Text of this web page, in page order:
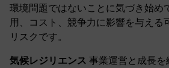
環境問題ではないことに気づき始め
用、コスト、競争力に影響を与える
リスクです。
気候レジリエンス 事業運営と成長